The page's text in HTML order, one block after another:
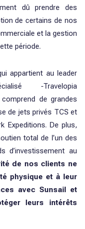
dû prendre des
de certains de nos
et la gestion
période.
appartient au leader
-Travelopia
de grandes
de jets privés TCS et
Expeditions. De plus,
total de l’un des
d’investissement au
de nos clients ne
physique et à leur
avec Sunsail et
leurs intérêts